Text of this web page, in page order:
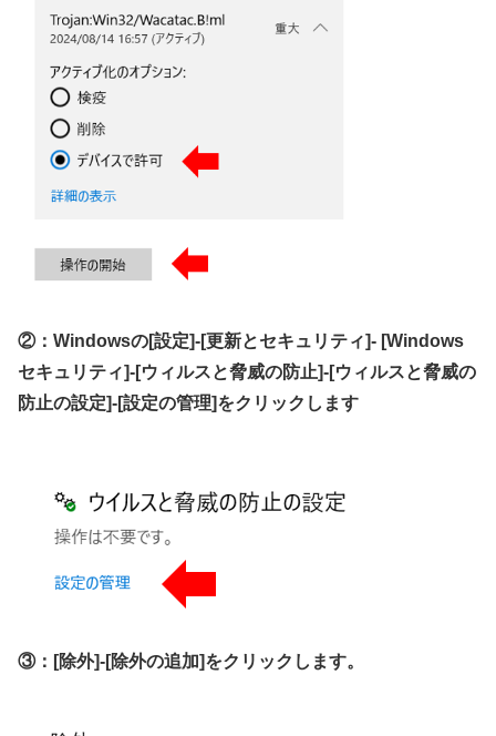
②：Windowsの[設定]-[更新とセキュリティ]- [Windows
セキュリティ]-[ウィルスと脅威の防止]-[ウィルスと脅威の
防止の設定]-[設定の管理]をクリックします
③：[除外]-[除外の追加]をクリックします。